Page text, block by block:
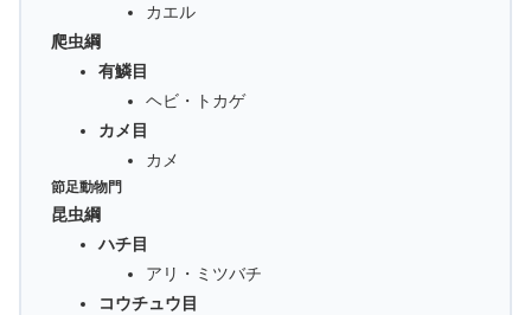
カエル
爬虫綱
有鱗目
ヘビ・トカゲ
カメ目
カメ
節足動物門
昆虫綱
ハチ目
アリ・ミツバチ
コウチュウ目